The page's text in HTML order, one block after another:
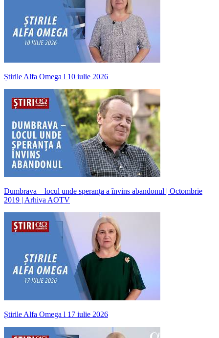
Știrile Alfa Omega l 10 iulie 2026
Dumbrava – locul unde speranța a învins abandonul | Octombrie
2019 | Arhiva AOTV
Știrile Alfa Omega l 17 iulie 2026